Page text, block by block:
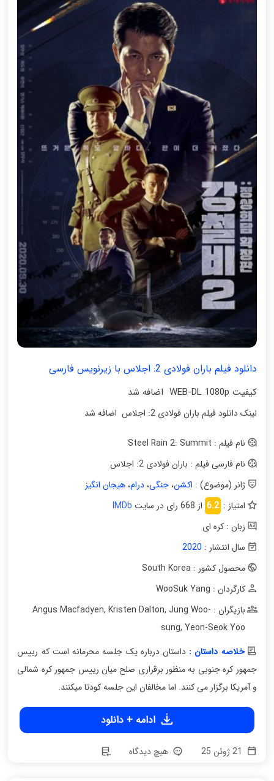
دانلود فیلم باران فولادی 2: اجلاس با زیرنویس فارسی
کیفیت WEB-DL 1080p اضافه شد
لینک دانلود فیلم باران فولادی 2: اجلاس اضافه شد
نام فیلم : Steel Rain 2: Summit
نام فارسی فیلم : باران فولادی 2: اجلاس
ژانر (موضوع) : اکشن،جنگی،درام،هیجان انگیز
امتیاز : 6.2 از 668 رای در سایت
IMDb
زبان : کره ای
سال انتشار : 2020
محصول کشور : South Korea
کارگردان : WooSuk Yang
بازیگران : Angus Macfadyen
, Kristen Dalton, Jung Woo-
sung, Yeon-Seok Yoo
خلاصه داستان :داستان درباره یک جلسه محرمانه است که رییس
جمهور کره جنوبی به منظور برقراری صلح میان رییس جمهور کره شمالی
و آمریکا برگزار می کنند. اما مخالفان این جلسه کودتا میکنند.
ادامه + دانلود
هیچ دیدگاه